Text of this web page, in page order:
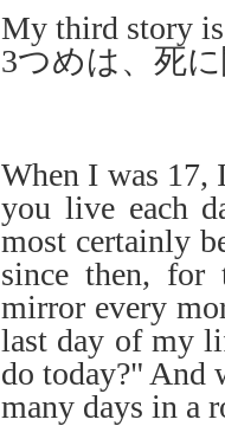
My third story
3つめは、死
When I was 17,
you live each
most certainly
since then, for
mirror every
last day of my
do today?" And
many days in a